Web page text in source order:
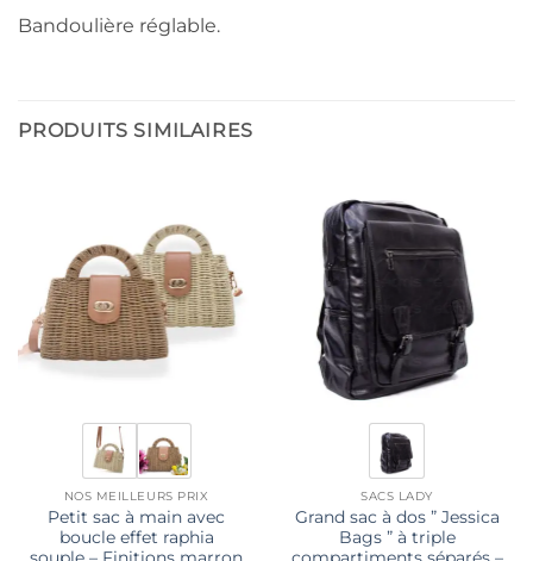
Bandoulière réglable.
PRODUITS SIMILAIRES
NOS MEILLEURS PRIX
Petit sac à main avec
boucle effet raphia
souple – Finitions marron
SACS LADY
Grand sac à dos ” Jessica
Bags ” à triple
compartiments séparés –